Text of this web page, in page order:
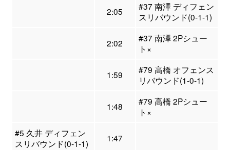
2:05
#37 南澤 ディフェン
スリバウンド(0-1-1)
2:02
#37 南澤 2Pシュー
ト×
1:59
#79 高橋 オフェンス
リバウンド(1-0-1)
1:48
#79 高橋 2Pシュー
ト×
#5 久井 ディフェン
スリバウンド(0-1-1)
1:47